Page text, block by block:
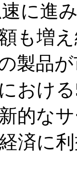
に進
も増
製品
おけ
的な
済に